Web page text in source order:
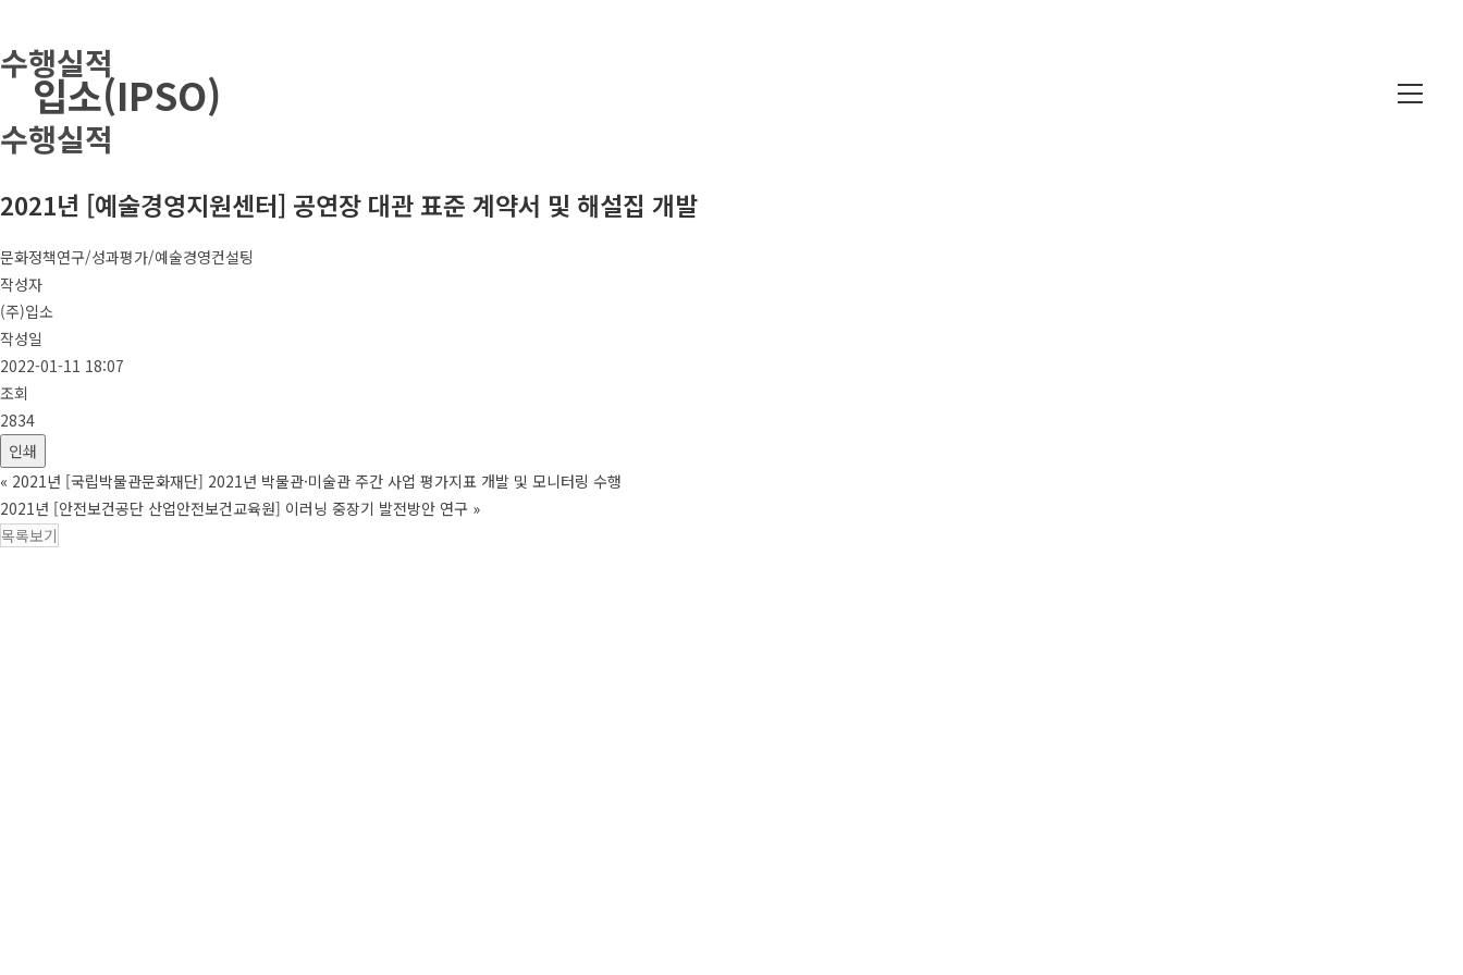
Skip
to
content입소(IPSO)
수행실적
수행실적
2021년 [예술경영지원센터] 공연장 대관 표준 계약서 및 해설집 개발
문화정책연구/성과평가/예술경영컨설팅
작성자
(주)입소
작성일
2022-01-11 18:07
조회
2834
인쇄
« 2021년 [국립박물관문화재단] 2021년 박물관·미술관 주간 사업 평가지표 개발 및 모니터링 수행
2021년 [안전보건공단 산업안전보건교육원] 이러닝 중장기 발전방안 연구 »
목록보기